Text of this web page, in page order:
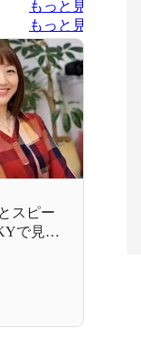
もっと見る
もっと見る
スピー
で見つ